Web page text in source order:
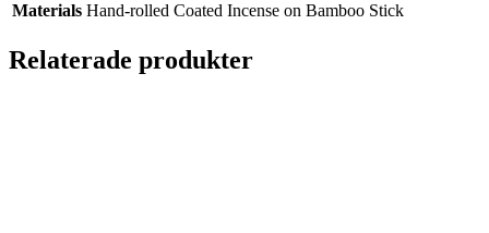
Materials Hand-rolled Coated Incense on Bamboo Stick
Relaterade produkter